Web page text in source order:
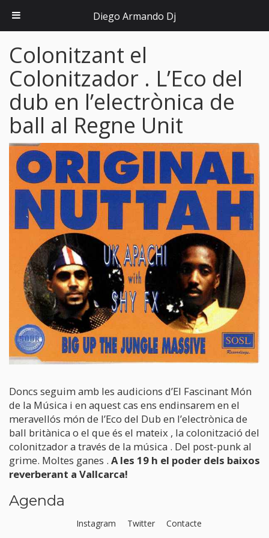
Colonitzant el
Colonitzador . L’Eco del
dub en l’electrònica de
ball al Regne Unit
Doncs seguim amb les audicions d’El Fascinant Món
de la Música i en aquest cas ens endinsarem en el
meravellós món de l’Eco del Dub en l’electrònica de
ball britànica o el que és el mateix , la colonització del
colonitzador a través de la música . Del post-punk al
grime. Moltes ganes . A les 19 h el poder dels baixos
reverberant a Vallcarca!
Agenda
Instagram Twitter
Contacte
Diego Armando Dj